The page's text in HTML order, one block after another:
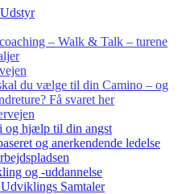
– Walk & Talk – turene
du vælge til din Camino – og
Få svaret her
og hjælp til din angst
og anerkendende ledelse
og -uddannelse
Samtaler